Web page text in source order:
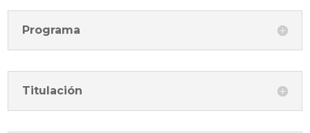
Programa
Titulación